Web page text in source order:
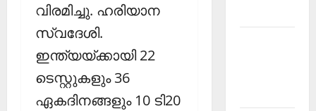
വിരമിച്ചു. ഹരിയാന
സ്വദേശി.
ഇന്ത്യയ്ക്കായി 22
ടെസ്റ്റുകളും 36
ഏകദിനങ്ങളും 10 ടി20